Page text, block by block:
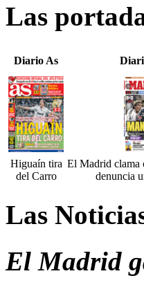
Las
Diario As
Higuaín tira
del Carro
El Madrid clama
denuncia
Las
El Madrid